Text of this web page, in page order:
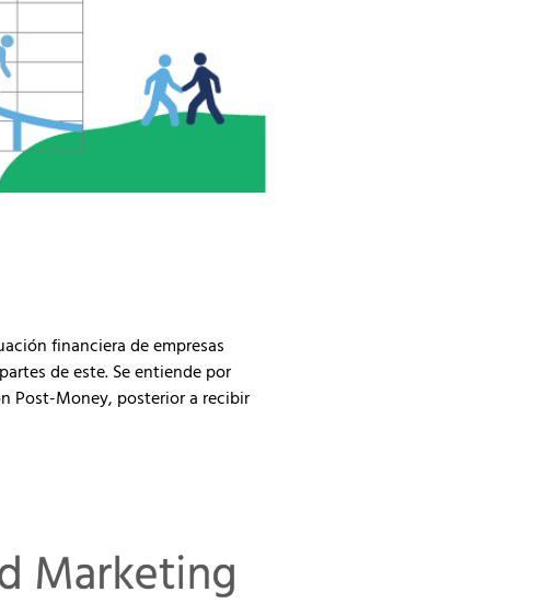
financiera de empresas
de este. Se entiende por
Post-Money, posterior a recibir